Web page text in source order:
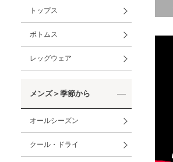
トップス
ボトムス
レッグウェア
メンズ＞季節から
オールシーズン
クール・ドライ